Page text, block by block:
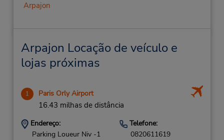
Arpajon
Arpajon Locação de veículo e
lojas próximas
1 Paris Orly Airport
16.43 milhas de distância
Endereço:
Parking Loueur Niv -1
Telefone:
0820611619